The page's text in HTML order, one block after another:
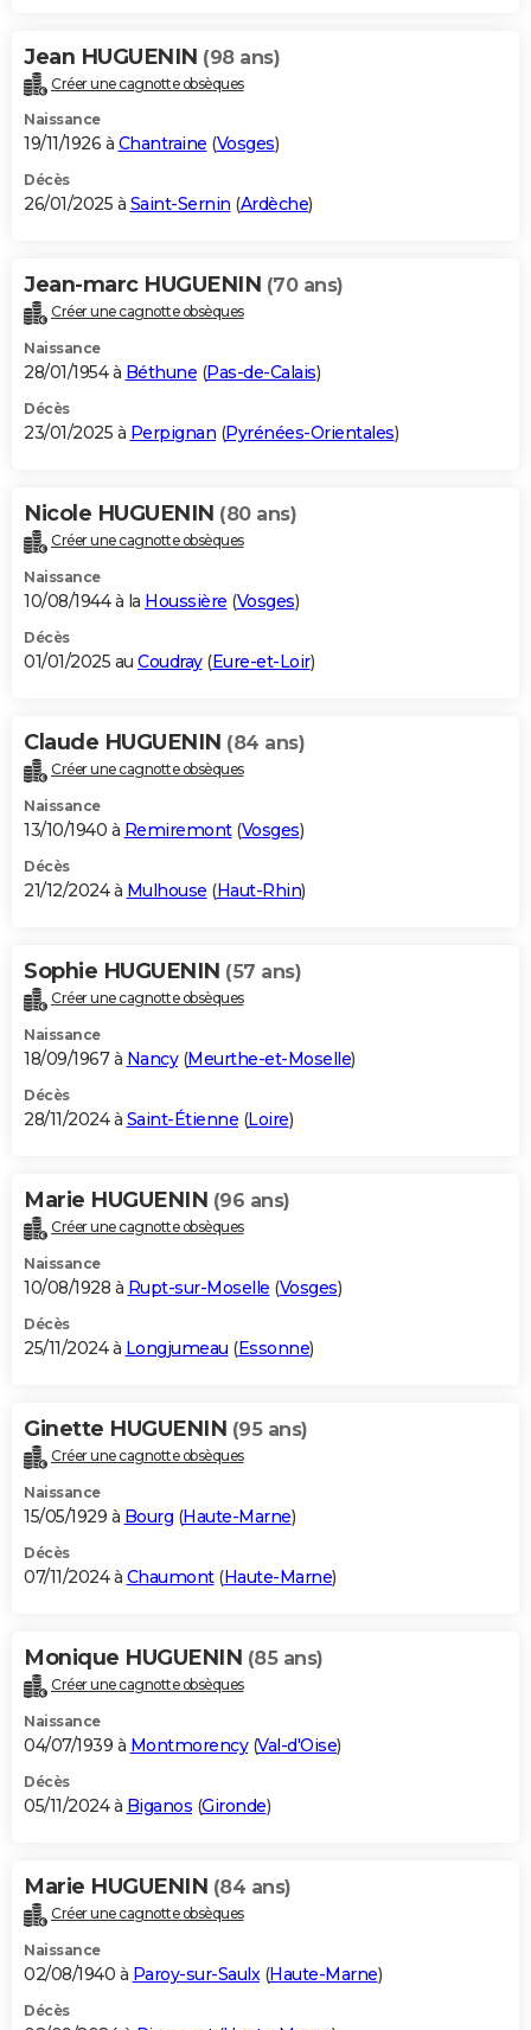
Jean HUGUENIN (98 ans)
Créer une cagnotte obsèques
Naissance
19/11/1926 à Chantraine (Vosges)
Décès
26/01/2025 à Saint-Sernin (Ardèche)
Jean-marc HUGUENIN (70 ans)
Créer une cagnotte obsèques
Naissance
28/01/1954 à Béthune (Pas-de-Calais)
Décès
23/01/2025 à Perpignan (Pyrénées-Orientales)
Nicole HUGUENIN (80 ans)
Créer une cagnotte obsèques
Naissance
10/08/1944 à la Houssière (Vosges)
Décès
01/01/2025 au Coudray(Eure-et-Loir)
Claude HUGUENIN (84 ans)
Créer une cagnotte obsèques
Naissance
13/10/1940 à Remiremont(Vosges)
Décès
21/12/2024 à Mulhouse (Haut-Rhin)
Sophie HUGUENIN (57 ans)
Créer une cagnotte obsèques
Naissance
18/09/1967 à Nancy(Meurthe-et-Moselle)
Décès
28/11/2024 à Saint-Étienne (Loire)
Marie HUGUENIN (96 ans)
Créer une cagnotte obsèques
Naissance
10/08/1928 à Rupt-sur-Moselle (Vosges)
Décès
25/11/2024 à Longjumeau (Essonne)
Ginette HUGUENIN (95 ans)
Créer une cagnotte obsèques
Naissance
15/05/1929 à Bourg (Haute-Marne)
Décès
07/11/2024 à Chaumont(Haute-Marne)
Monique HUGUENIN (85 ans)
Créer une cagnotte obsèques
Naissance
04/07/1939 à Montmorency(Val-d'Oise)
Décès
05/11/2024 à Biganos (Gironde)
Marie HUGUENIN (84 ans)
Créer une cagnotte obsèques
Naissance
02/08/1940 à Paroy-sur-Saulx (Haute-Marne)
Décès